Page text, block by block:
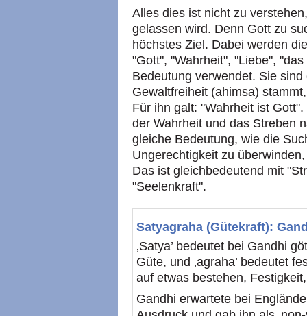
Alles dies ist nicht zu
gelassen wird. Denn Gott zu
höchstes Ziel. Dabei werden
"Gott", "Wahrheit", "Liebe",
Bedeutung verwendet. Sie
Gewaltfreiheit (ahimsa)
Für ihn galt: "Wahrheit ist
der Wahrheit und das Streben
gleiche Bedeutung, wie die
Ungerechtigkeit zu
Das ist gleichbedeutend mit
"Seelenkraft".
Satyagraha (Gütekraft):
‚Satya’ bedeutet bei Gandhi
Güte, und ‚agraha’ bedeutet
auf etwas bestehen,
Gandhi erwartete bei